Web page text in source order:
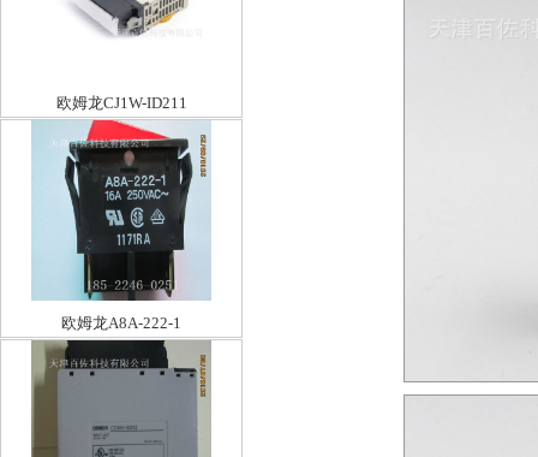
欧姆龙CJ1W-ID211
欧姆龙A8A-222-1